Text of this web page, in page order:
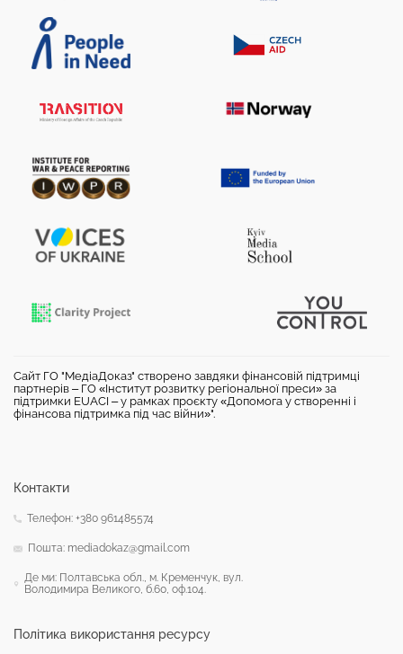
Сайт ГО "МедіаДоказ" створено завдяки фінансовій підтримці
партнерів – ГО «Інститут розвитку регіональної преси» за
підтримки EUACI – у рамках проєкту «Допомога у створенні і
фінансова підтримка під час війни»".
Політика використання ресурсу
Контакти
Телефон: +380 961485574
Пошта: mediadokaz@gmail.com
Де ми: Полтавська обл., м. Кременчук, вул.
Володимира Великого, б.60, оф.104.